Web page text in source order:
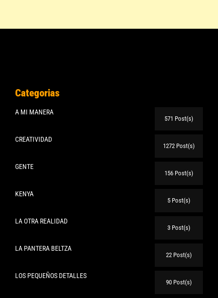
Categorias
A MI MANERA
571 Post(s)
CREATIVIDAD
1272 Post(s)
GENTE
156 Post(s)
KENYA
5 Post(s)
LA OTRA REALIDAD
3 Post(s)
LA PANTERA BELTZA
22 Post(s)
LOS PEQUEÑOS DETALLES
90 Post(s)